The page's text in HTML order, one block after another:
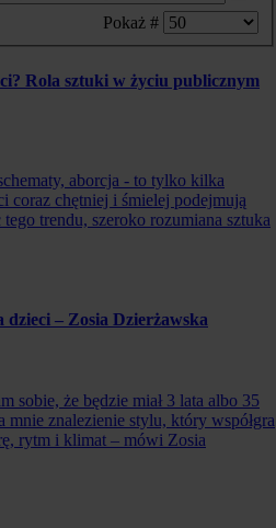
Pokaż #
Rola sztuki w życiu publicznym
aborcja - to tylko kilka
coraz chętniej i śmielej podejmują
trendu, szeroko rozumiana sztuka
– Zosia Dzierżawska
sobie, że będzie miał 3 lata albo 35
mnie znalezienie stylu, który współgra
rytm i klimat – mówi Zosia